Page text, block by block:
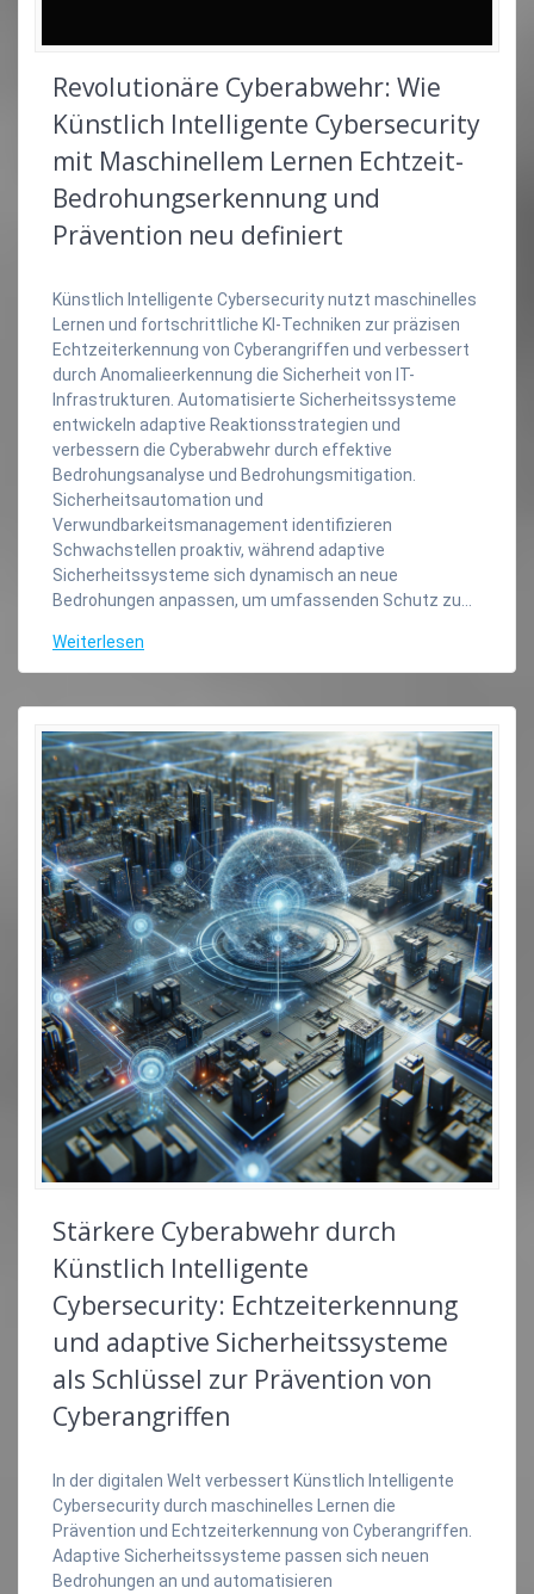
Revolutionäre Cyberabwehr: Wie
Künstlich Intelligente Cybersecurity
mit Maschinellem Lernen Echtzeit-
Bedrohungserkennung und
Prävention neu definiert
Künstlich Intelligente Cybersecurity nutzt maschinelles
Lernen und fortschrittliche KI-Techniken zur präzisen
Echtzeiterkennung von Cyberangriffen und verbessert
durch Anomalieerkennung die Sicherheit von IT-
Infrastrukturen. Automatisierte Sicherheitssysteme
entwickeln adaptive Reaktionsstrategien und
verbessern die Cyberabwehr durch effektive
Bedrohungsanalyse und Bedrohungsmitigation.
Sicherheitsautomation und
Verwundbarkeitsmanagement identifizieren
Schwachstellen proaktiv, während adaptive
Sicherheitssysteme sich dynamisch an neue
Bedrohungen anpassen, um umfassenden Schutz zu…
Weiterlesen
Stärkere Cyberabwehr durch
Künstlich Intelligente
Cybersecurity: Echtzeiterkennung
und adaptive Sicherheitssysteme
als Schlüssel zur Prävention von
Cyberangriffen
In der digitalen Welt verbessert Künstlich Intelligente
Cybersecurity durch maschinelles Lernen die
Prävention und Echtzeiterkennung von Cyberangriffen.
Adaptive Sicherheitssysteme passen sich neuen
Bedrohungen an und automatisieren